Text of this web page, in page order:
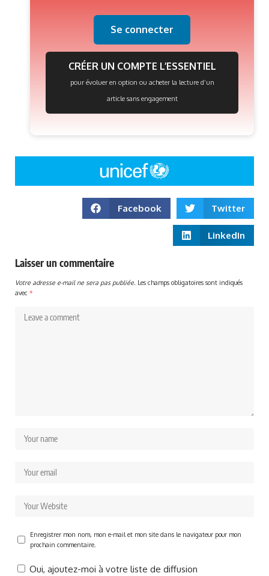
Se connecter
CRÉER UN COMPTE L’ESSENTIEL
pour évoluer en option ou acheter la lecture d’un
article sans engagement
Facebook Twitter
LinkedIn
Laisser un commentaire
Votre adresse e-mail ne sera pas publiée. Les champs obligatoires sont indiqués
avec *
Enregistrer mon nom, mon e-mail et mon site dans le navigateur pour mon
prochain commentaire.
Oui, ajoutez-moi à votre liste de diffusion